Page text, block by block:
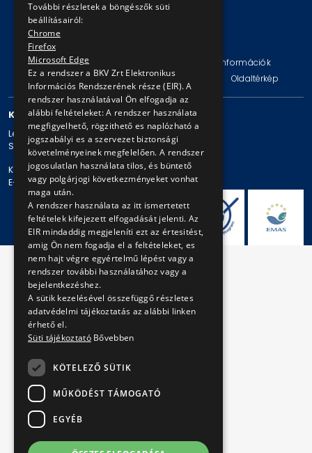
Impresszum
Technikai információk
Adatvédelmi politika és tájékoztatások
Oldaltérkép
KAPCSOLAT
Levelezési cím: 1980 Budapest, Pf. 11.
Székhely: 1980 Budapest, Akácfa u. 15.
Központi telefonszám: + 36 1 461-65-00
E-mail cím: bkv@bkv.hu
További részletek a böngészők süti
beállításairól:
Chrome
Firefox
Microsoft Edge
Ez a rendszer a BKV Zrt Elektronikus
Információs Rendszerének része (EIR). A
rendszer használatával Ön elfogadja az
alábbi feltételeket: A rendszer használata
megfigyelhető, rögzithető es naplózható a
jogszabályi es a szervezet biztonsági
követelményeinek megfelelően. A rendszer
jogosulatlan használata tilos, és büntető
vagy polgárjogi következményeket vonhat
maga után.
A rendszer használata az itt ismertetett
feltételek kifejezett elfogadását jelenti. Az
EIR mindaddig megjeleníti ezt az értesitést,
amig Ön nem fogadja el a feltételeket, es
nem hajt végre egyértelmű lépést vagy a
rendszer további használatához vagy a
bejelentkezéshez.
A sütik kezelésével összefüggő részletes
adatvédelmi tájékoztatás az alábbi linken
érhető el.
Süti tájékoztató Bővebben
KÖTELEZŐ SÜTIK
MŰKÖDÉST TÁMOGATÓ
EGYÉB